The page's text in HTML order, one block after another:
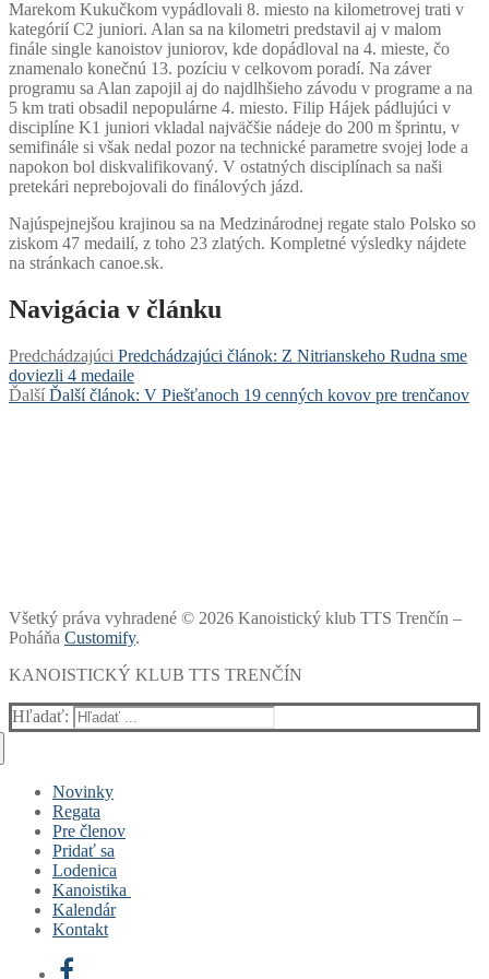
Marekom Kukučkom vypádlovali 8. miesto na kilometrovej trati v
kategórií C2 juniori. Alan sa na kilometri predstavil aj v malom
finále single kanoistov juniorov, kde dopádloval na 4. mieste, čo
znamenalo konečnú 13. pozíciu v celkovom poradí. Na záver
programu sa Alan zapojil aj do najdlhšieho závodu v programe a na
5 km trati obsadil nepopulárne 4. miesto. Filip Hájek pádlujúci v
disciplíne K1 juniori vkladal najväčšie nádeje do 200 m šprintu, v
semifinále si však nedal pozor na technické parametre svojej lode a
napokon bol diskvalifikovaný. V ostatných disciplínach sa naši
pretekári neprebojovali do finálových jázd.
Najúspejnejšou krajinou sa na Medzinárodnej regate stalo Polsko so
ziskom 47 medailí, z toho 23 zlatých. Kompletné výsledky nájdete
na stránkach canoe.sk.
Navigácia v článku
Predchádzajúci Predchádzajúci článok: Z Nitrianskeho Rudna sme
doviezli 4 medaile
Ďalší Ďalší článok: V Piešťanoch 19 cenných kovov pre trenčanov
Všetký práva vyhradené © 2026 Kanoistický klub TTS Trenčín –
Poháňa Customify.
KANOISTICKÝ KLUB TTS TRENČÍN
Hľadať:
Novinky
Regata
Pre členov
Pridať sa
Lodenica
Kanoistika
Čo je to kanoistika a ako sa dostala do Trenčína?
Výsledky
Kalendár
Kontakt